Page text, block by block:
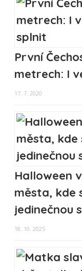
První
metrech: I
17. 7. 2020
Halloween
města, kde
jedinečnou
18. 10. 2025